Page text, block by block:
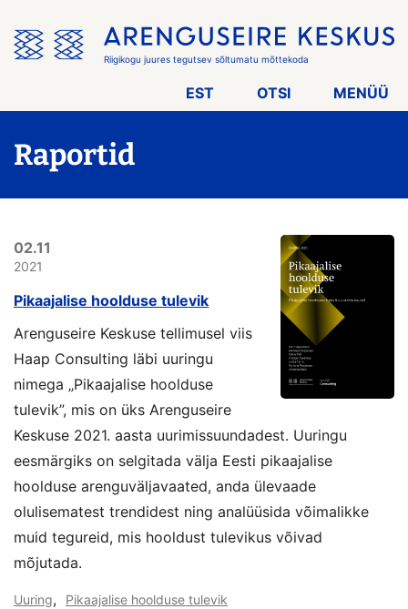
menüü
vahele
Riigikogu juures tegutsev sõltumatu mõttekoda
EST OTSI MENÜÜ
Raportid
02.11
2021
Pikaajalise hoolduse tulevik
Arenguseire Keskuse tellimusel viis
Haap Consulting läbi uuringu
nimega „Pikaajalise hoolduse
tulevik”, mis on üks Arenguseire
Keskuse 2021. aasta uurimissuundadest. Uuringu
eesmärgiks on selgitada välja Eesti pikaajalise
hoolduse arenguväljavaated, anda ülevaade
olulisematest trendidest ning analüüsida võimalikke
muid tegureid, mis hooldust tulevikus võivad
mõjutada.
Uuring, Pikaajalise hoolduse tulevik